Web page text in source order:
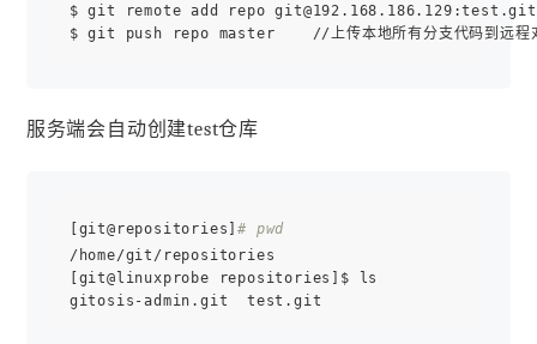
$ git remote add repo git@192.168.186.129:test.git
服务端会自动创建test仓库
[git@repositories]# pwd
/home/git/repositories
[git@linuxprobe repositories]$ ls